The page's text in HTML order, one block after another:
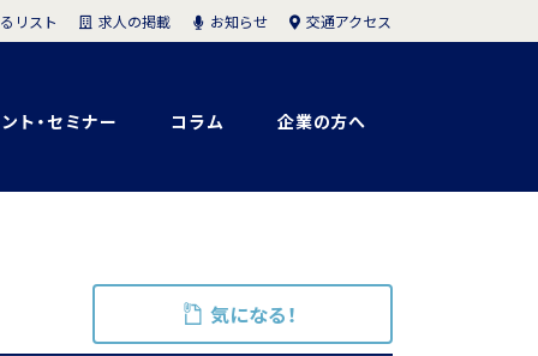
ト・セミナー コラム 企業の方へ
リスト 求人の掲載 お知らせ 交通アクセス
気になる！